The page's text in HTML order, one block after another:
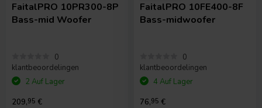
FaitalPRO 10PR300-8P
Bass-mid Woofer
0
klantbeoordelingen
2 Auf Lager
209,95 €
FaitalPRO 10FE400-8F
Bass-midwoofer
0
klantbeoordelingen
4 Auf Lager
76,95 €